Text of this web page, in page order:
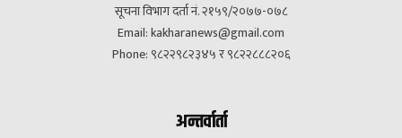
सूचना विभाग दर्ता नं. २१५९/२०७७-०७८
Email:kakharanews@gmail.com
Phone: ९८२२९८२३४५ र ९८२२८८८२०६
अन्तर्वार्ता